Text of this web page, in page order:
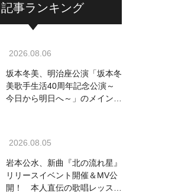
記事ランキング
2026.08.06
坂本冬美、明治座公演「坂本冬
美歌手生活40周年記念公演～
今日から明日へ～」のメインビ
2026.08.05
岩本公水、新曲『北の流れ星』
リリースイベント開催＆MV公
開！ 本人直伝の歌唱レッスン